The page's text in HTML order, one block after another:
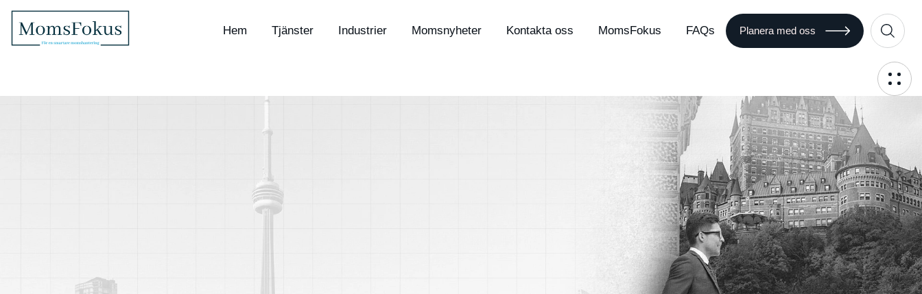
Hem Tjänster Industrier Momsnyheter Kontakta oss MomsFokus FAQs Planera med oss